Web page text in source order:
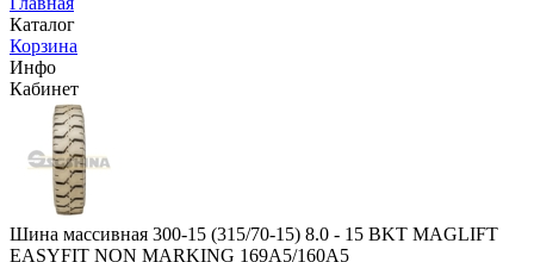
Каталог
Корзина
Инфо
Кабинет
Шина массивная 300-15 (315/70-15) 8.0 - 15 BKT MAGLIFT
EASYFIT NON MARKING 169A5/160A5